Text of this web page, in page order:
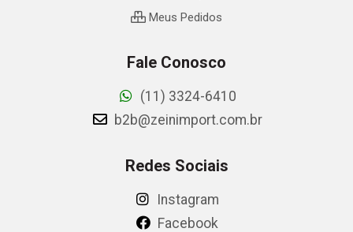
Meus Pedidos
Fale Conosco
(11) 3324-6410
b2b@zeinimport.com.br
Redes Sociais
Instagram
Facebook